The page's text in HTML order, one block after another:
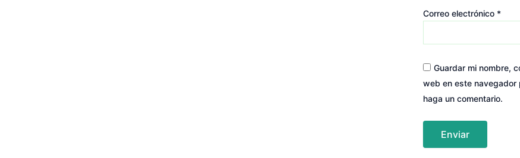
Correo electrónico *
Guardar mi nombre,
web en este navegador
haga un comentario.